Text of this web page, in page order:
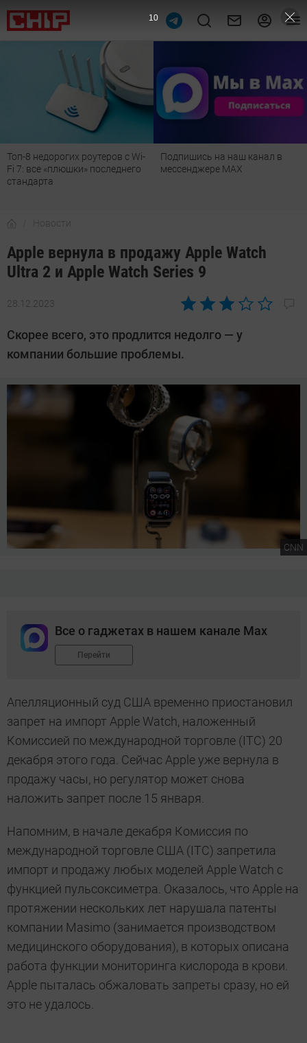
Топ-8 недорогих роутеров с Wi-
Fi 7: все «плюшки» последнего
стандарта
Подпишись на наш канал в
мессенджере МАХ
Новости
Apple вернула в продажу Apple Watch
Ultra 2 и Apple Watch Series 9
28.12.2023
Автор:
Довлатова
Скорее всего, это продлится недолго — у
компании большие проблемы.
CNN
Все о гаджетах в нашем канале Max
Перейти
Апелляционный суд США временно приостановил
запрет на импорт Apple Watch, наложенный
Комиссией по международной торговле (ITC) 20
декабря этого года. Сейчас Apple уже вернула в
продажу часы, но регулятор может снова
наложить запрет после 15 января.
Напомним, в начале декабря Комиссия по
международной торговле США (ITC) запретила
импорт и продажу любых моделей Apple Watch с
функцией пульсоксиметра. Оказалось, что Apple на
протяжении нескольких лет нарушала патенты
компании Masimo (занимается производством
медицинского оборудования), в которых описана
работа функции мониторинга кислорода в крови.
Apple пыталась обжаловать запреты сразу, но ей
это не удалось.
9